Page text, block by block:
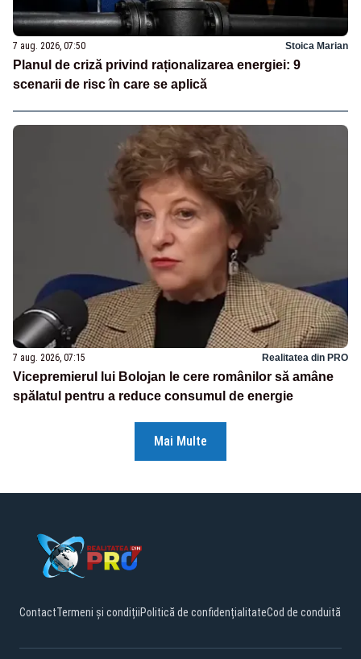
7 aug. 2026, 07:50 Stoica Marian
Planul de criză privind raționalizarea energiei: 9
scenarii de risc în care se aplică
7 aug. 2026, 07:15 Realitatea din PRO
Vicepremierul lui Bolojan le cere românilor să amâne
spălatul pentru a reduce consumul de energie
Mai Multe
ContactTermeni și condițiiPolitică de confidențialitateCod de conduită